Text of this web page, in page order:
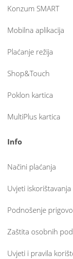
Konzum SMART
Mobilna aplikacija
Plaćanje režija
Shop&Touch
Poklon kartica
MultiPlus kartica
Info
Načini plaćanja
Uvjeti
Podnošenje
Zaštita osobnih
Uvjeti i pravila